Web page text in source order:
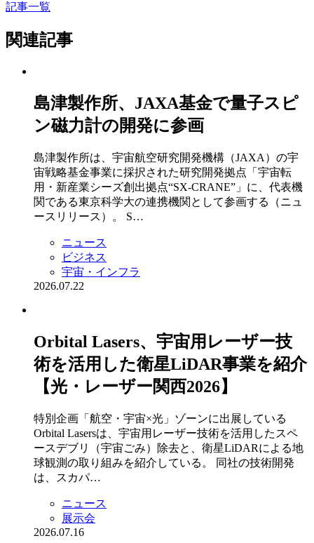
記事一覧
関連記事
島津製作所、JAXA基金で量子スピ
ン磁力計の開発に参画
島津製作所は、宇宙航空研究開発機構（JAXA）の宇
宙戦略基金事業に採択された研究開発拠点「宇宙転
用・新産業シーズ創出拠点“SX-CRANE”」に、代表機
関である東京科学大の連携機関として参画する（ニュ
ースリリース）。 S…
ニュース
ビジネス
宇宙・インフラ
2026.07.22
Orbital Lasers、宇宙用レーザー技
術を活用した衛星LiDAR事業を紹介
【光・レーザー関西2026】
特別企画「航空・宇宙×光」ゾーンに出展している
Orbital Lasersは、宇宙用レーザー技術を活用したスペ
ースデブリ（宇宙ごみ）除去と、衛星LiDARによる地
球観測の取り組みを紹介している。 同社の技術開発
は、スカパ…
ニュース
展示会
2026.07.16